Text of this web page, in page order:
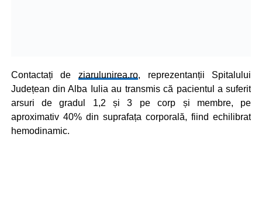
Contactați de ziarulunirea.ro, reprezentanții Spitalului
Județean din Alba Iulia au transmis că pacientul a suferit
arsuri de gradul 1,2 și 3 pe corp și membre, pe
aproximativ 40% din suprafața corporală, fiind echilibrat
hemodinamic.